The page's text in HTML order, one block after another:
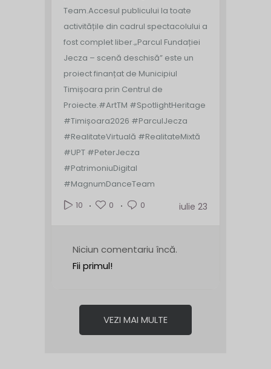
Team.Accesul publicului la toate
activitățile din cadrul spectacolului a
fost complet liber.„Parcul Fundației
Jecza – scenă deschisă” este un
proiect finanțat de Municipiul
Timișoara prin Centrul de
Proiecte.#ArtTM #SpotlightHeritage
#Timișoara2026 #ParculJecza
#RealitateVirtuală #RealitateMixtă
#UPT #PeterJecza
#PatrimoniuDigital
#MagnumDanceTeam
10
0 0 iulie 23
Niciun comentariu încă.
Fii primul!
VEZI MAI MULTE